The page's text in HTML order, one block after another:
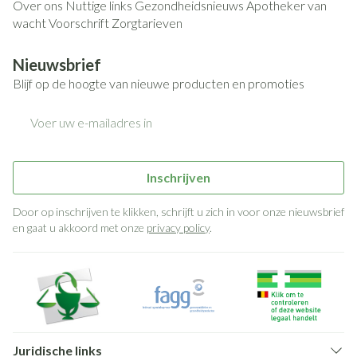
Over ons Nuttige links Gezondheidsnieuws Apotheker van
wachtVoorschrift Zorgtarieven
Nieuwsbrief
Blijf op de hoogte van nieuwe producten en promoties
Inschrijven
Door op inschrijven te klikken, schrijft u zich in voor onze nieuwsbrief
en gaat u akkoord met onze privacy policy.
Juridische links